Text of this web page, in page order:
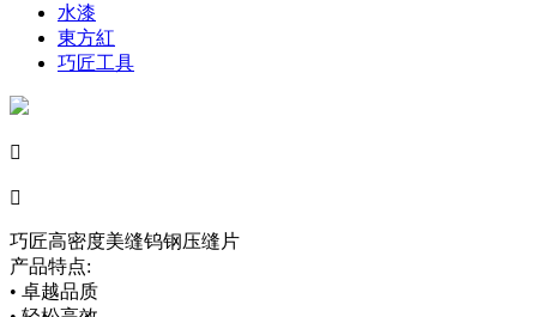
水漆
東方紅
巧匠工具


巧匠高密度美缝钨钢压缝片
产品特点:
• 卓越品质